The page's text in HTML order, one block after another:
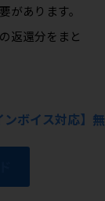
があります。
返還分をまと